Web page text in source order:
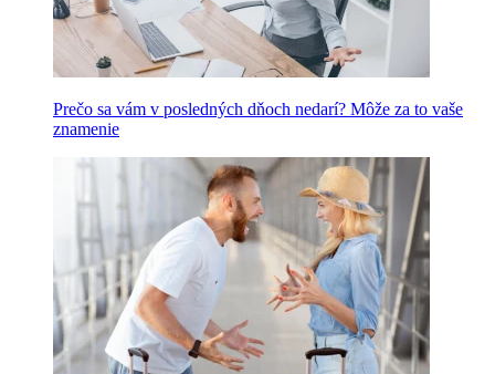
Prečo sa vám v posledných dňoch nedarí? Môže za to vaše
znamenie